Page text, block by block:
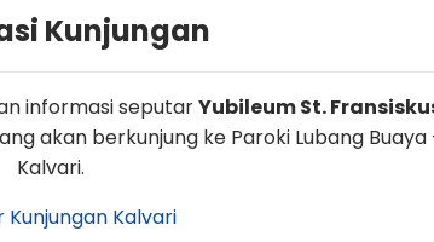
perlu untuk keselamatan. Karena itu, Ia
Injil dan membaptis semua orang.
Kitab Suci
Kunjungan
informasi seputarYubileum St.
akan berkunjung ke Paroki Lubang Buaya
Kalvari.
Kunjungan Kalvari